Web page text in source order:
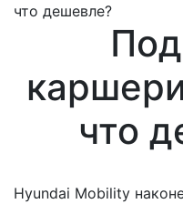
что дешевле?
что
Hyundai Mobility